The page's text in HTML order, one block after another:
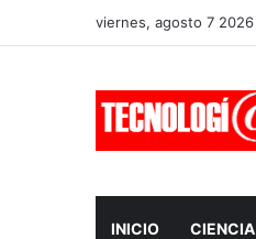
viernes, agosto 7 2026
INICIO CIENCIA